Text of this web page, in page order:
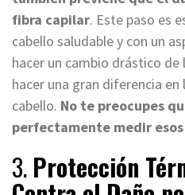
fibra capilar. Este paso es
cabello saludable y con un
hacer un cambio drástico
hacer una gran diferencia
cabello. No te preocupes
perfectamente medir
3. Protección